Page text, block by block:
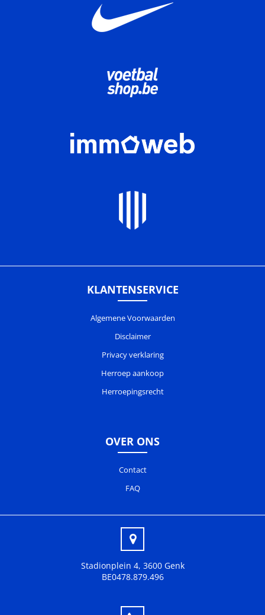
KLANTENSERVICE
Algemene Voorwaarden
Disclaimer
Privacy verklaring
Herroep aankoop
Herroepingsrecht
OVER ONS
Contact
FAQ
Stadionplein 4, 3600 Genk
BE0478.879.496